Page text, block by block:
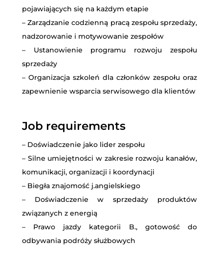
pojawiających się na każdym etapie
– Zarządzanie codzienną pracą zespołu sprzedaży,
nadzorowanie i motywowanie zespołów
– Ustanowienie programu rozwoju zespołu
sprzedaży
– Organizacja szkoleń dla członków zespołu oraz
zapewnienie wsparcia serwisowego dla klientów
Job requirements
– Doświadczenie jako lider zespołu
– Silne umiejętności w zakresie rozwoju kanałów,
komunikacji, organizacji i koordynacji
– Biegła znajomość j.angielskiego
– Doświadczenie w sprzedaży produktów
związanych z energią
– Prawo jazdy kategorii B., gotowość do
odbywania podróży służbowych